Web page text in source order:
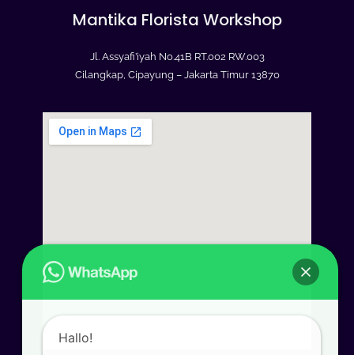
Mantika Florista Workshop
Jl. Assyafi’iyah No.41B RT.002 RW.003
Cilangkap, Cipayung – Jakarta Timur 13870
Hallo!